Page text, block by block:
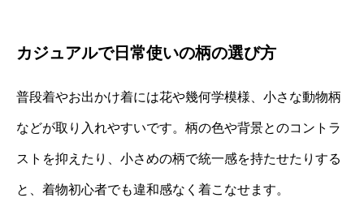
カジュアルで日常使いの柄の選び方
普段着やお出かけ着には花や幾何学模様、小さな動物柄
などが取り入れやすいです。柄の色や背景とのコントラ
ストを抑えたり、小さめの柄で統一感を持たせたりする
と、着物初心者でも違和感なく着こなせます。